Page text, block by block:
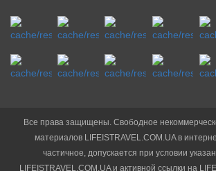
Все права защищены. Свободное
материалов LIFEISTRAVEL.COM.UA в
частичное, допускается при условии
LIFEISTRAVEL.COM.UA и активной ссылки на